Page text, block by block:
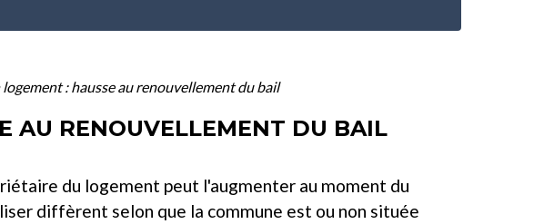
: hausse au renouvellement du bail
AU RENOUVELLEMENT DU BAIL
du logement peut l'augmenter au moment du
diffèrent selon que la commune est ou non située